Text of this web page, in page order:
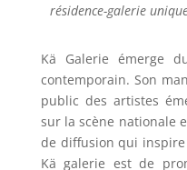
résidence-galerie
Kä Galerie émerge
contemporain. Son
public des artistes
sur la scène nationale
de diffusion qui
Kä galerie est de